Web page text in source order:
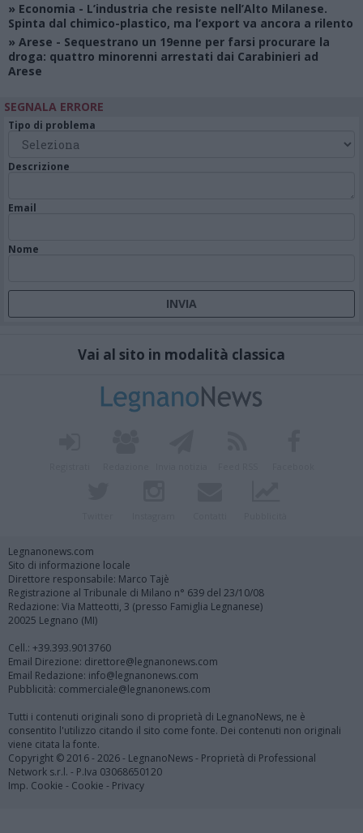
» Economia - L’industria che resiste nell’Alto Milanese.
Spinta dal chimico-plastico, ma l’export va ancora a rilento
» Arese - Sequestrano un 19enne per farsi procurare la
droga: quattro minorenni arrestati dai Carabinieri ad
Arese
SEGNALA ERRORE
Tipo di problema
Descrizione
Email
Nome
Vai al sito in modalità classica
Legnanonews.com
Sito di informazione locale
Direttore responsabile: Marco Tajè
Registrazione al Tribunale di Milano n° 639 del 23/10/08
Redazione: Via Matteotti, 3 (presso Famiglia Legnanese)
20025 Legnano (MI)
Cell.: +39.393.9013760
Email Direzione: direttore@legnanonews.com
Email Redazione: info@legnanonews.com
Pubblicità: commerciale@legnanonews.com
Tutti i contenuti originali sono di proprietà di LegnanoNews, ne è
consentito l'utilizzo citando il sito come fonte. Dei contenuti non originali
viene citata la fonte.
Copyright © 2016 - 2026 - LegnanoNews - Proprietà di Professional
Network s.r.l. - P.Iva 03068650120
Imp. Cookie - Cookie - Privacy